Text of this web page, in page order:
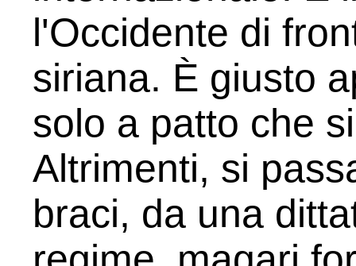
l'Occidente di
siriana. È giusto
solo a patto che
Altrimenti, si
braci, da una